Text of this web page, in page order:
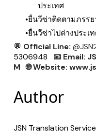
ประเทศ
ยื่นวีซ่าติดตามภรรย
ยื่นวีซ่าไปต่างประเ
💬 Official Line:
5306948
📧 Email:
M
🌐Website:
Author
JSN Translation